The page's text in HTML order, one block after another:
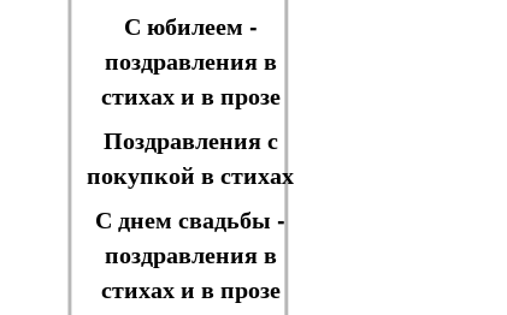
С юбилеем -
поздравления в
стихах и в прозе
Поздравления с
покупкой в стихах
С днем свадьбы -
поздравления в
стихах и в прозе